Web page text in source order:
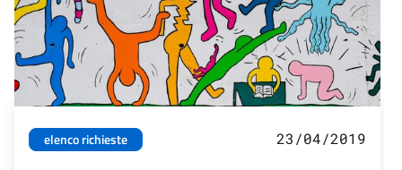
elenco richieste 23/04/2019